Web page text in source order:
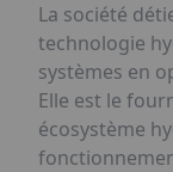
La société
technologie
systèmes en
Elle est le
écosystème